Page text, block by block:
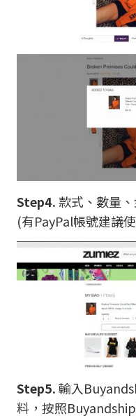
Step4.款式、數量
(有PayPal帳號建議
Step5.輸入
料，按照